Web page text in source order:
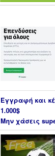
Εγγραφή και
1.000$
Μην χάσεις